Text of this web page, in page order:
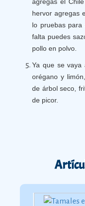
hervor agregas
lo pruebas
falta puedes
pollo en polvo.
Ya que se vaya
orégano y
de árbol seco,
de picor.